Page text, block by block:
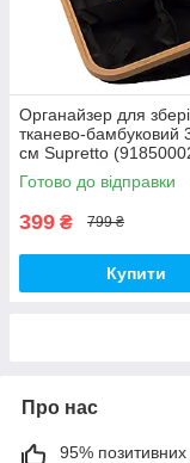
Органайзер для
тканево-бамбуковий
см Supretto
Готово до відправки
399 ₴ 799 ₴
Купити
Про нас
95% позитивних